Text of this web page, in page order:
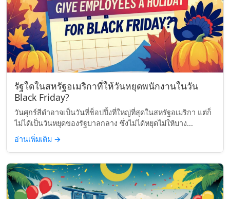
รัฐใดในสหรัฐอเมริกาที่ให้วันหยุดพนักงานในวัน
Black Friday?
วันศุกร์สีดำอาจเป็นวันที่ช็อปปิ้งที่ใหญ่ที่สุดในสหรัฐอเมริกา แต่ก็
ไม่ได้เป็นวันหยุดของรัฐบาลกลาง ซึ่งไม่ได้หยุดไม่ให้บาง...
อ่านเพิ่มเติม →